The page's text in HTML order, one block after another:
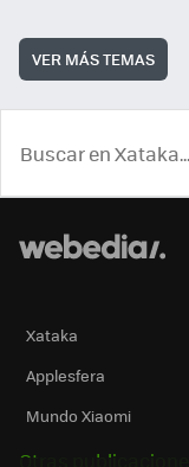
VER MÁS TEMAS
Xataka
Applesfera
Mundo Xiaomi
Otras